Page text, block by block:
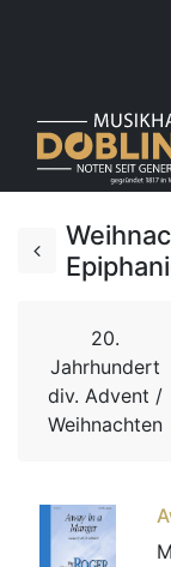
20.
Jahrhundert
div. Advent /
Weihnachten